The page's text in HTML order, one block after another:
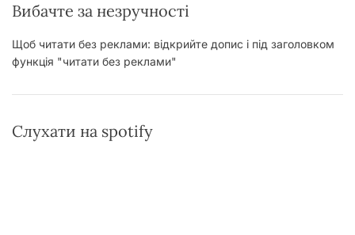
Вибачте за незручності
Щоб читати без реклами: відкрийте допис і під заголовком
функція "читати без реклами"
Слухати на spotify